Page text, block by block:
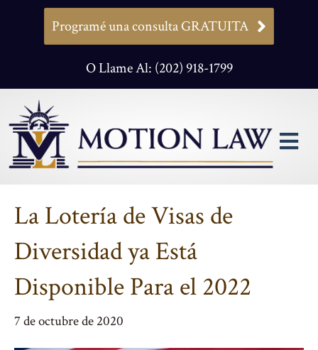
Programé una consulta GRATUITA
O Llame Al: (202) 918-1799
La Lotería de Visas de
Diversidad ya Está
Disponible Para el 2022
7 de octubre de 2020